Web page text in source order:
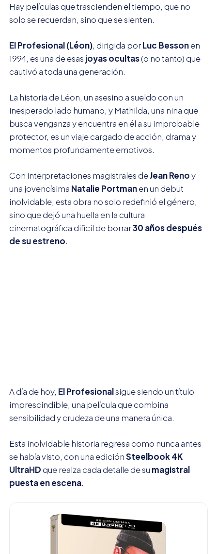
Hay películas que trascienden el tiempo, que no
solo se recuerdan, sino que se sienten.
El Profesional (Léon), dirigida porLuc Bessonen
1994, es una de esas joyas ocultas(o no tanto) que
cautivó a toda una generación.
La historia de Léon, un asesino a sueldo con un
inesperado lado humano, y Mathilda, una niña que
busca venganza y encuentra en él a su improbable
protector, es un viaje cargado de acción, drama y
momentos profundamente emotivos.
Con interpretaciones magistrales deJean Renoy
una jovencísima Natalie Portmanen un debut
inolvidable, esta obra no solo redefinió el género,
sino que dejó una huella en la cultura
cinematográfica difícil de borrar30 años después
de su estreno.
A día de hoy, El Profesionalsigue siendo un título
imprescindible, una película que combina
sensibilidad y crudeza de una manera única.
Esta inolvidable historia regresa como nunca antes
se había visto, con una ediciónSteelbook 4K
UltraHDque realza cada detalle de su magistral
puesta en escena.